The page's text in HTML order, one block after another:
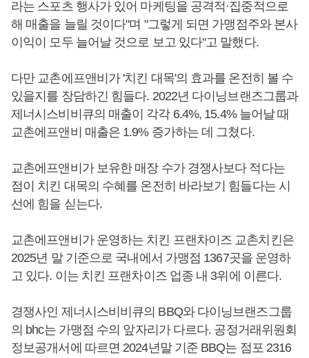
라는 스포츠 행사가 있어 마케팅을 공격적·집중적으로
해 매출을 늘릴 것이다"며 "그렇게 되면 가맹점주와 본사
이익이 모두 늘어날 것으로 보고 있다"고 말했다.
다만 교촌에프앤비가 '치킨 대목'의 효과를 온전히 볼 수
있을지를 장담하긴 힘들다. 2022년 다이닝브랜즈그룹과
제너시스비비큐의 매출이 각각 6.4%, 15.4% 늘어날 때
교촌에프앤비 매출은 1.9% 증가하는 데 그쳤다.
교촌에프앤비가 보유한 매장 수가 경쟁사보다 적다는
점이 치킨 대목의 수혜를 온전히 바라보기 힘들다는 시
선에 힘을 싣는다.
교촌에프앤비가 운영하는 치킨 프랜차이즈 교촌치킨은
2025년 말 기준으로 국내에서 가맹점 1367곳을 운영하
고 있다. 이는 치킨 프랜차이즈 업종 내 3위에 이른다.
경쟁사인 제너시스비비큐의 BBQ와 다이닝브랜즈그룹
의 bhc는 가맹점 수의 앞자리가 다르다. 공정거래위원회
정보공개서에 따르면 2024년말 기준 BBQ는 점포 2316